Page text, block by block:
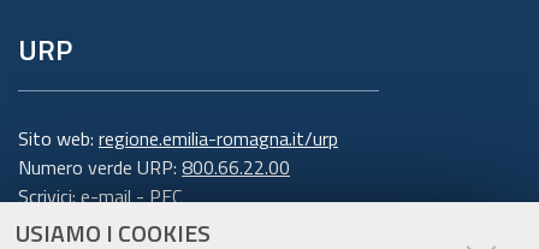
USIAMO I COOKIES
URP
Sito web: regione.emilia-romagna.it/urp
Numero verde URP: 800.66.22.00
Scrivici:e-mail-PEC